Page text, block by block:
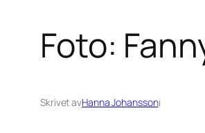
Foto:
Skrivet avHanna Johanssoni